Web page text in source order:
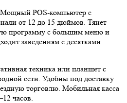
POS-компьютер с
от 12 до 15 дюймов. Тянет
программу с большим меню и
заведениям с десятками
техника или планшет с
сети. Удобны под доставку
торговлю. Мобильная касса
часов.